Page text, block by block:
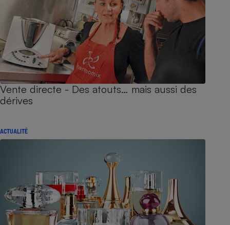
Vente directe - Des atouts… mais aussi des
dérives
ACTUALITÉ